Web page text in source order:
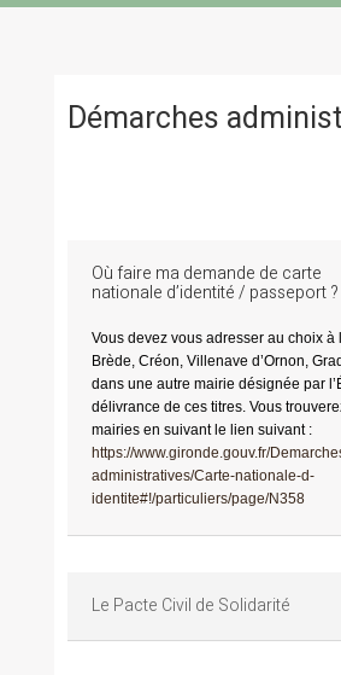
Démarches
Où faire ma demande de carte
nationale d’identité / passeport ?
Vous devez vous adresser au choix à
Brède, Créon, Villenave d’Ornon,
dans une autre mairie désignée par
délivrance de ces titres. Vous
mairies en suivant le lien suivant :
https://www.gironde.gouv.fr/
administratives/Carte-nationale-d-
identite#!/particuliers/page/N358
Le Pacte Civil de Solidarité